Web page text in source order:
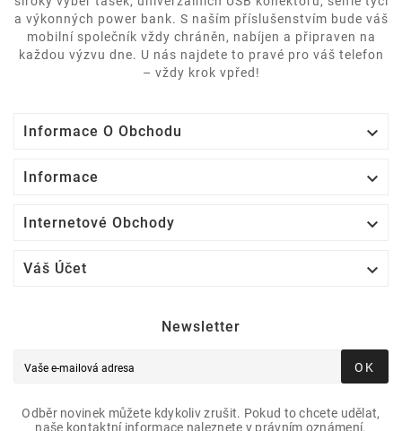
a výkonných power bank. S naším příslušenstvím bude váš
mobilní společník vždy chráněn, nabíjen a připraven na
každou výzvu dne. U nás najdete to pravé pro váš telefon
– vždy krok vpřed!
Informace O Obchodu 
Informace 
Internetové Obchody 
Váš Účet 
Newsletter
OK
Odběr novinek můžete kdykoliv zrušit. Pokud to chcete udělat,
naše kontaktní informace naleznete v právním oznámení.